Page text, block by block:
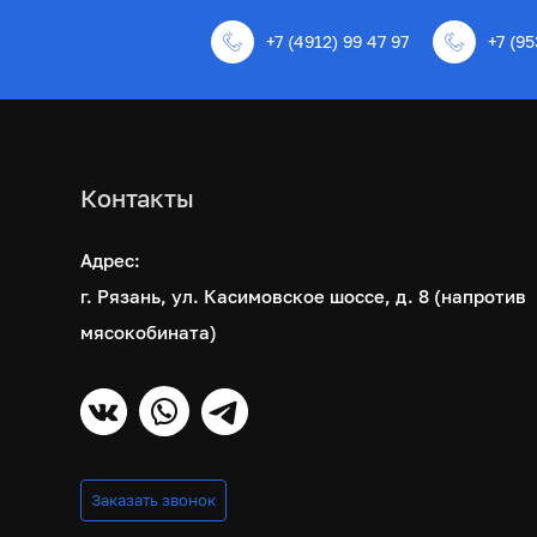
+7 (4912) 99 47 97 +7
Контакты
Адрес:
г. Рязань, ул. Касимовское шоссе, д. 8 (напротив
мясокобината)
Заказать звонок